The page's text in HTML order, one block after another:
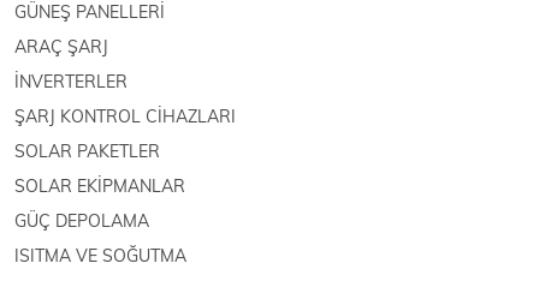
GÜNEŞ PANELLERİ
ARAÇ ŞARJ
İNVERTERLER
ŞARJ KONTROL CİHAZLARI
SOLAR PAKETLER
SOLAR EKİPMANLAR
GÜÇ DEPOLAMA
ISITMA VE SOĞUTMA